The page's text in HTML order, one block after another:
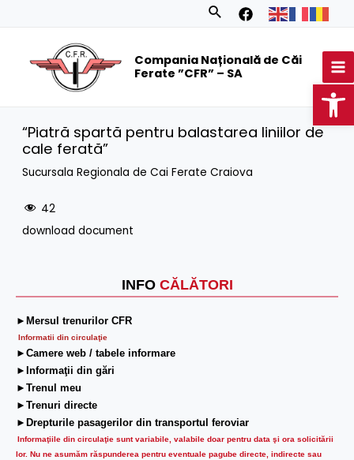
Search
Compania Națională de Căi
Ferate ”CFR” – SA
INFO CĂLĂTORI
►Mersul trenurilor CFR
Informatii din circulaţie
►Camere web / tabele informare
►Informaţii din gări
►Trenul meu
►Trenuri directe
►Drepturile pasagerilor din transportul feroviar
Informaţiile din circulaţie sunt variabile, valabile doar pentru data şi ora solicitării
lor. Nu ne asumăm răspunderea pentru eventuale pagube directe, indirecte sau
“Piatră spartă pentru balastarea liniilor de
cale ferată”
Sucursala Regionala de Cai Ferate Craiova
42
download document